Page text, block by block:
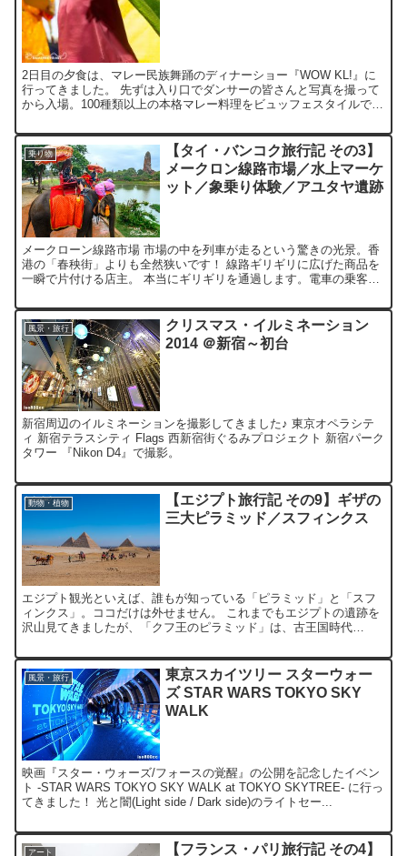
2日目の夕食は、マレー民族舞踊のディナーショー『WOW KL!』に
行ってきました。 先ずは入り口でダンサーの皆さんと写真を撮って
から入場。100種類以上の本格マレー料理をビュッフェスタイルで頂
乗り物
【タイ・バンコク旅行記 その3】
メークロン線路市場／水上マーケ
ット／象乗り体験／アユタヤ遺跡
メークローン線路市場 市場の中を列車が走るという驚きの光景。香
港の「春秧街」よりも全然狭いです！ 線路ギリギリに広げた商品を
一瞬で片付ける店主。 本当にギリギリを通過します。電車の乗客の
風景・旅行
クリスマス・イルミネーション
2014 ＠新宿～初台
新宿周辺のイルミネーションを撮影してきました♪ 東京オペラシテ
ィ 新宿テラスシティ Flags 西新宿街ぐるみプロジェクト 新宿パーク
タワー 『Nikon D4』で撮影。
動物・植物
【エジプト旅行記 その9】ギザの
三大ピラミッド／スフィンクス
エジプト観光といえば、誰もが知っている「ピラミッド」と「スフ
ィンクス」。ココだけは外せません。 これまでもエジプトの遺跡を
沢山見てきましたが、「クフ王のピラミッド」は、古王国時代
風景・旅行
東京スカイツリー スターウォー
ズ STAR WARS TOKYO SKY
WALK
映画『スター・ウォーズ/フォースの覚醒』の公開を記念したイベン
ト -STAR WARS TOKYO SKY WALK at TOKYO SKYTREE- に行っ
てきました！ 光と闇(Light side / Dark side)のライトセー...
アート
【フランス・パリ旅行記 その4】